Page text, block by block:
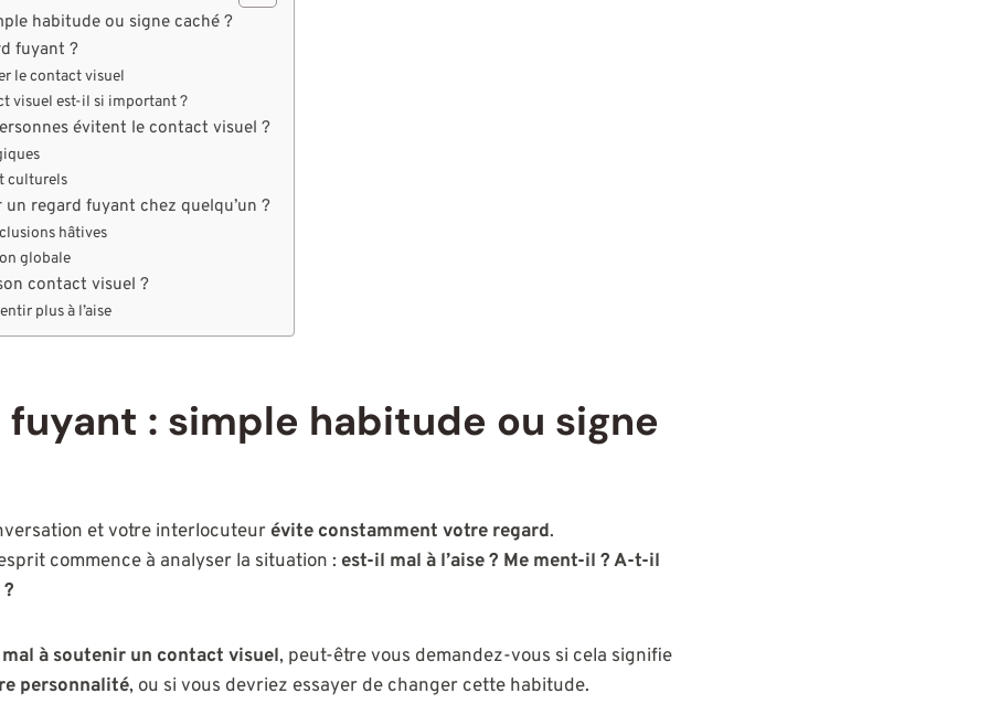
habitude ou signe caché ?
fuyant ?
le contact visuel
visuel est-il si important ?
évitent le contact visuel ?
culturels
regard fuyant chez quelqu’un ?
hâtives
globale
contact visuel ?
plus à l’aise
fuyant : simple habitude ou signe
et votre interlocuteur évite constamment votre regard.
commence à analyser la situation : est-il mal à l’aise ? Me ment-il ? A-t-il
à soutenir un contact visuel, peut-être vous demandez-vous si cela signifie
personnalité, ou si vous devriez essayer de changer cette habitude.